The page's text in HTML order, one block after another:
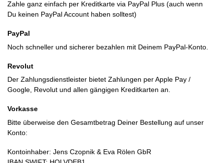
Zahle ganz einfach per Kreditkarte via PayPal Plus (auch wenn
Du keinen PayPal Account haben solltest)
PayPal
Noch schneller und sicherer bezahlen mit Deinem PayPal-Konto.
Revolut
Der Zahlungsdienstleister bietet Zahlungen per Apple Pay /
Google, Revolut und allen gängigen Kreditkarten an.
Vorkasse
Bitte überweise den Gesamtbetrag Deiner Bestellung auf unser
Konto:
Kontoinhaber: Jens Czopnik & Eva Rölen GbR